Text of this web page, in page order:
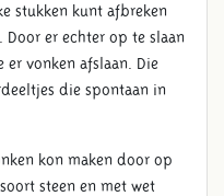
stukken kunt afbreken
er echter op te slaan
vonken afslaan. Die
die spontaan in
kon maken door op
steen en met wet